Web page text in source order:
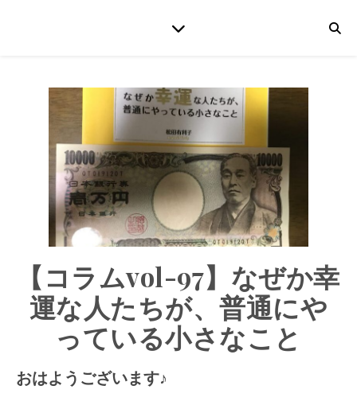
【コラムvol-97】なぜか幸
運な人たちが、普通にや
っている小さなこと
おはようございます♪